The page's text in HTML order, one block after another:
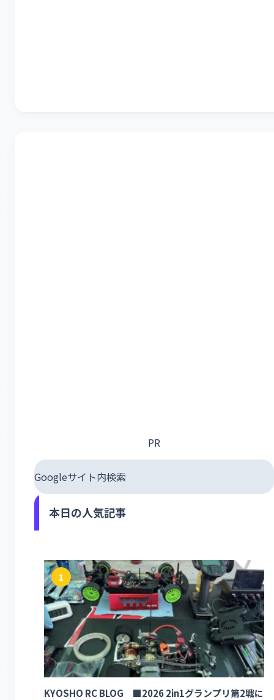
PR
Googleサイト内検索
本日の人気記事
1
KYOSHO RC BLOG ■2026 2in1グランプリ第2戦に